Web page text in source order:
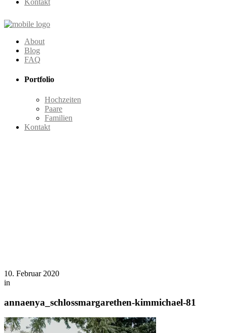
Kontakt
About
Blog
FAQ
Portfolio
Hochzeiten
Paare
Familien
Kontakt
10. Februar 2020
in
annaenya_schlossmargarethen-kimmichael-81